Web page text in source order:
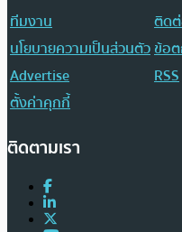
ทีมงาน
ติดต่
นโยบายความเป็นส่วนตัวข้อต
Advertise
RSS
ตั้งค่าคุกกี้
ติดตามเรา